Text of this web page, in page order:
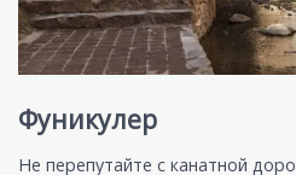
Фуникулер
Не перепутайте с канатной